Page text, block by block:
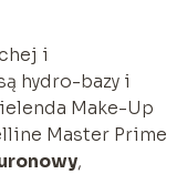
i
hydro-bazy i
Make-Up
Master Prime
,